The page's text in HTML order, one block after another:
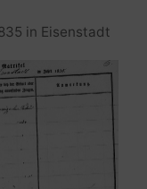
in Eisenstadt